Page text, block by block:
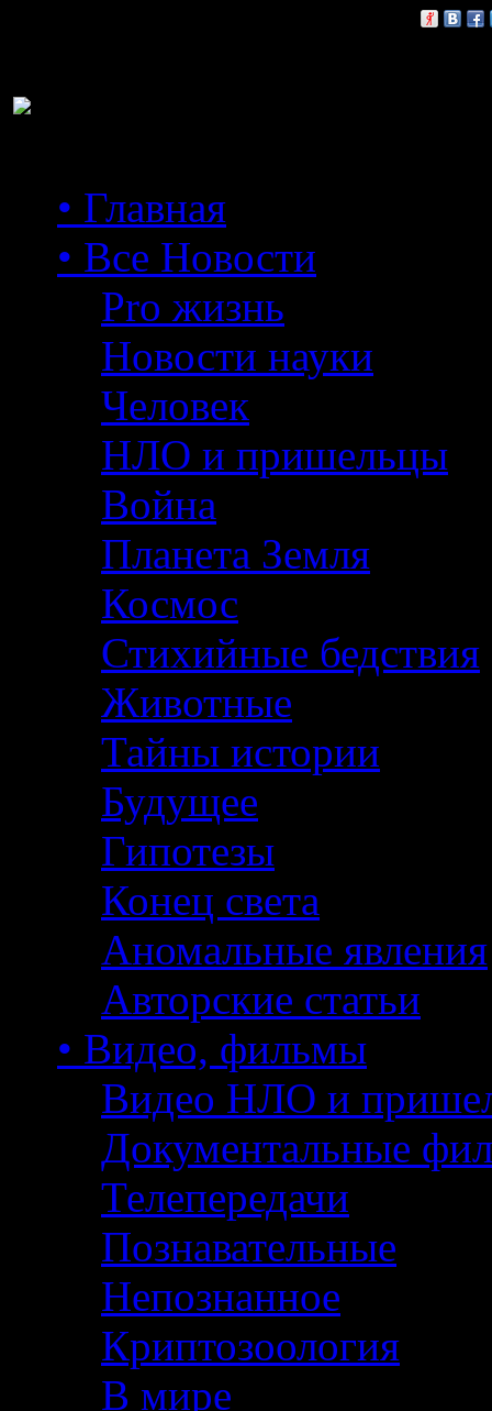
• Главная
• Все Новости
Pro жизнь
Новости науки
Человек
НЛО и пришельцы
Война
Планета Земля
Космос
Стихийные бедствия
Животные
Тайны истории
Будущее
Гипотезы
Конец света
Аномальные явления
Авторские статьи
• Видео, фильмы
Видео НЛО и
Документальные
Телепередачи
Познавательные
Непознанное
Криптозоология
В мире